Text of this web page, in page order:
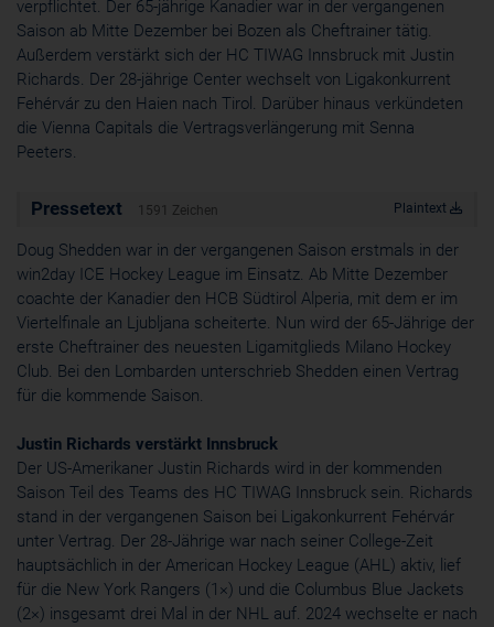
verpflichtet. Der 65-jährige Kanadier war in der vergangenen
Saison ab Mitte Dezember bei Bozen als Cheftrainer tätig.
Außerdem verstärkt sich der HC TIWAG Innsbruck mit Justin
Richards. Der 28-jährige Center wechselt von Ligakonkurrent
Fehérvár zu den Haien nach Tirol. Darüber hinaus verkündeten
die Vienna Capitals die Vertragsverlängerung mit Senna
Peeters.
Pressetext 1591 Zeichen Plaintext
Doug Shedden war in der vergangenen Saison erstmals in der
win2day ICE Hockey League im Einsatz. Ab Mitte Dezember
coachte der Kanadier den HCB Südtirol Alperia, mit dem er im
Viertelfinale an Ljubljana scheiterte. Nun wird der 65-Jährige der
erste Cheftrainer des neuesten Ligamitglieds Milano Hockey
Club. Bei den Lombarden unterschrieb Shedden einen Vertrag
für die kommende Saison.
Justin Richards verstärkt Innsbruck
Der US-Amerikaner Justin Richards wird in der kommenden
Saison Teil des Teams des HC TIWAG Innsbruck sein. Richards
stand in der vergangenen Saison bei Ligakonkurrent Fehérvár
unter Vertrag. Der 28-Jährige war nach seiner College-Zeit
hauptsächlich in der American Hockey League (AHL) aktiv, lief
für die New York Rangers (1×) und die Columbus Blue Jackets
(2×) insgesamt drei Mal in der NHL auf. 2024 wechselte er nach
Cookie
ahoy_*
https://www.powr.io/privacy
_ga, _gid
www.powrio.com
Cookies der eingeblendeten sozialen Medien werden gesetzt